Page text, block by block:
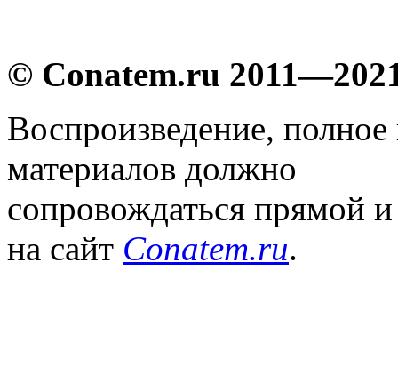
© Conatem.ru
Воспроизведение,
материалов должно
сопровождаться прямой
на сайт Conatem.ru.